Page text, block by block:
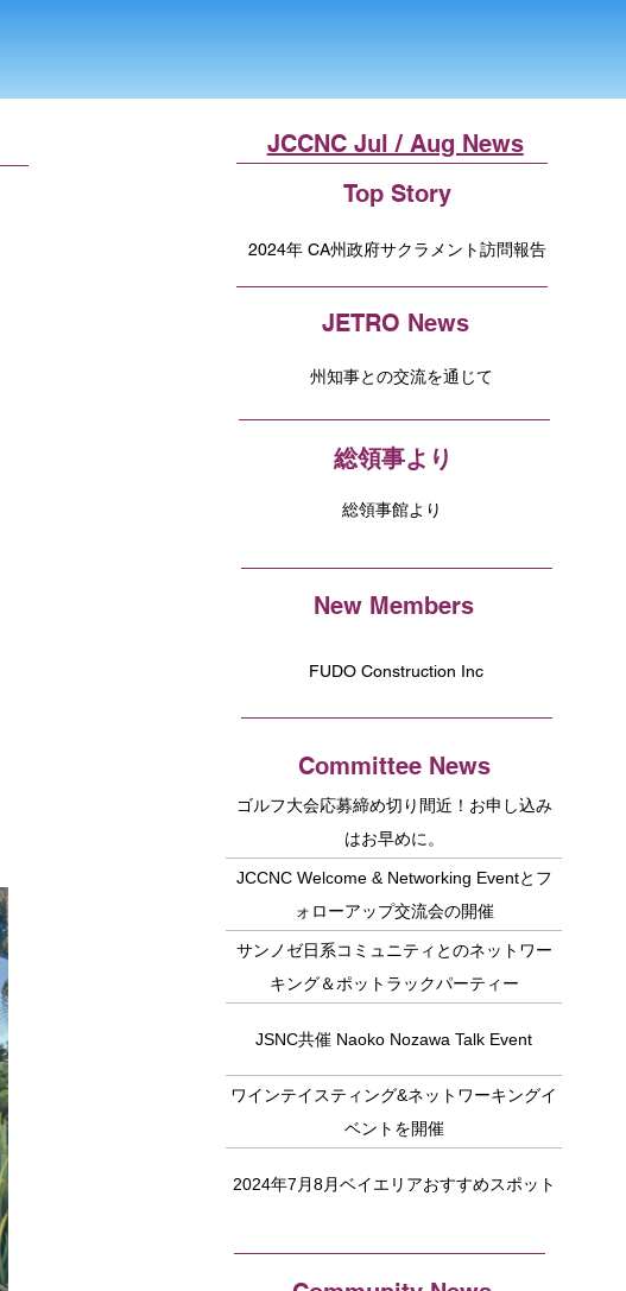
JCCNC Jul / Aug News
Top Story
JETRO News
州知事との交流を通じて
New Members
FUDO Construction Inc
Committee News
ゴルフ大会応募締め切り間近！お申し込み
はお早めに。
JCCNC Welcome & Networking Eventとフ
ォローアップ交流会の開催
サンノゼ日系コミュニティとのネットワー
キング＆ポットラックパーティー
JSNC共催 Naoko Nozawa Talk Event
ワインテイスティング&ネットワーキングイ
ベントを開催
2024年7月8月ベイエリアおすすめスポット
総領事館より
総領事より
2024年 CA州政府サクラメント訪問報告